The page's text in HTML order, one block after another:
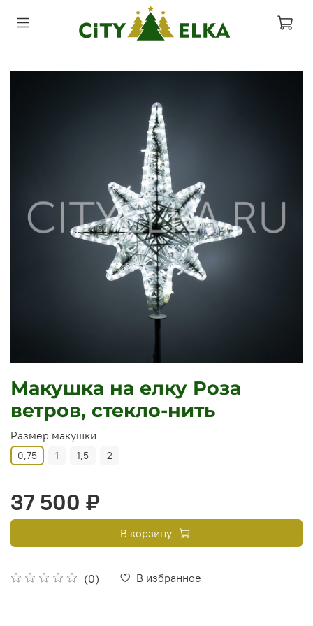
Макушка на елку Роза
ветров, стекло-нить
(0) В избранное
Размер макушки
0,75 1 1,5 2
37 500 ₽
В корзину